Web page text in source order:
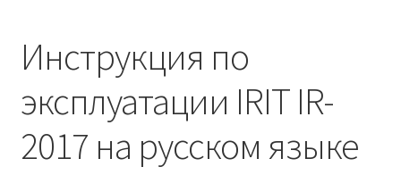
Инструкция по
эксплуатации IRIT IR-
2017 на русском языке